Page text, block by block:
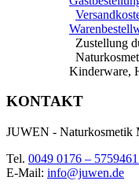
Zustellung
Kinderware,
KONTAKT
JUWEN - Naturkosmetik
Tel. 0049 0176 –
E-Mail: info@juwen.de